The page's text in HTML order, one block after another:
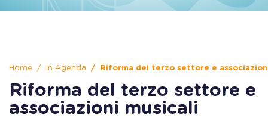
Home In Agenda Riforma del terzo settore e
Riforma del terzo settore e
associazioni musicali